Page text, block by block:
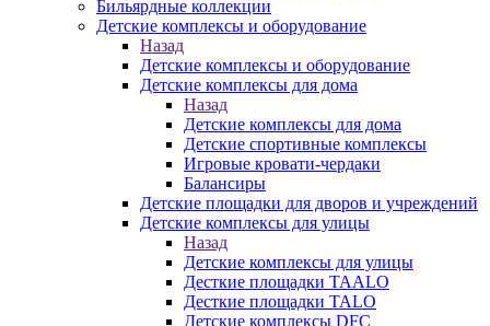
Бильярдные коллекции
Детские комплексы и оборудование
Назад
Детские комплексы и оборудование
Детские комплексы для дома
Назад
Детские комплексы для дома
Детские спортивные комплексы
Игровые кровати-чердаки
Балансиры
Детские площадки для дворов и учреждений
Детские комплексы для улицы
Назад
Детские комплексы для улицы
Десткие площадки TAALO
Десткие площадки TALO
Детские комплексы DFC